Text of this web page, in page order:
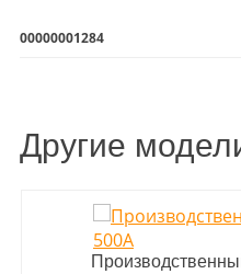
00000001284
Другие